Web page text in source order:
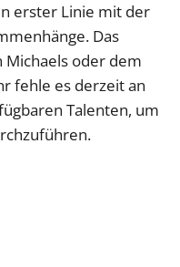
erster Linie mit der
Das
Michaels oder dem
fehle es derzeit an
Talenten, um